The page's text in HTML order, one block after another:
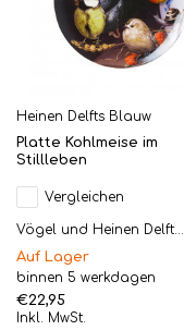
Heinen Delfts Blauw
Platte Kohlmeise im
Stillleben
Vergleichen
Vögel und Heinen Delft...
Auf Lager
binnen 5 werkdagen
€22,95
Inkl. MwSt.